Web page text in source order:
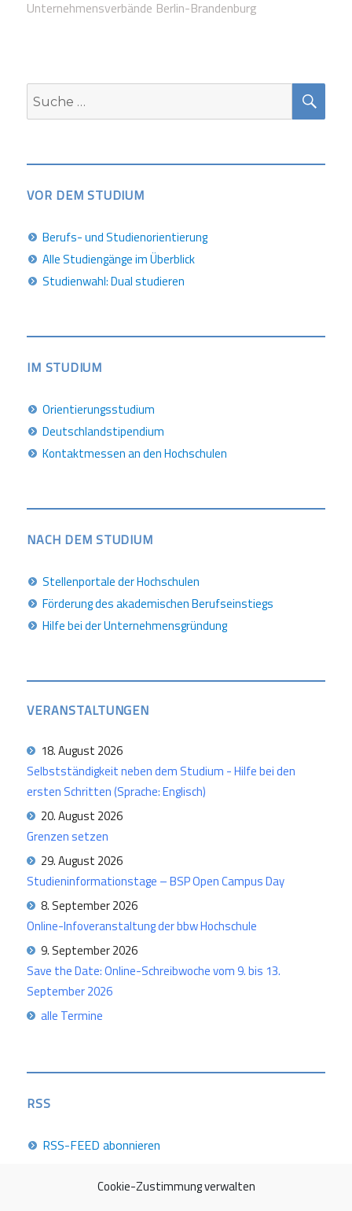
Cookie-Zustimmung verwalten
Unternehmensverbände Berlin-Brandenburg
Suche
nach:
VOR DEM STUDIUM
Berufs- und Studienorientierung
Alle Studiengänge im Überblick
Studienwahl: Dual studieren
IM STUDIUM
Orientierungsstudium
Deutschlandstipendium
Kontaktmessen an den Hochschulen
NACH DEM STUDIUM
Stellenportale der Hochschulen
Förderung des akademischen Berufseinstiegs
Hilfe bei der Unternehmensgründung
VERANSTALTUNGEN
18. August 2026
Selbstständigkeit neben dem Studium - Hilfe bei den
ersten Schritten (Sprache: Englisch)
20. August 2026
Grenzen setzen
29. August 2026
Studieninformationstage – BSP Open Campus Day
8. September 2026
Online-Infoveranstaltung der bbw Hochschule
9. September 2026
Save the Date: Online-Schreibwoche vom 9. bis 13.
September 2026
alle Termine
RSS
RSS-FEED abonnieren